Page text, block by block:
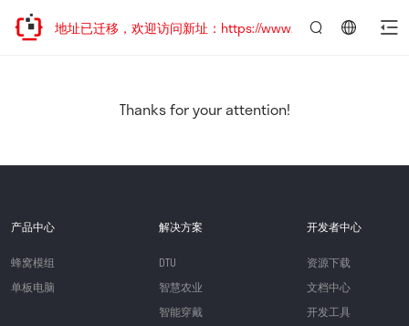
网站地址已迁移，欢迎访问新址：https://www.quectel.com.cn
Thanks for your attention!
产品中心
蜂窝模组
单板电脑
解决方案
DTU
智慧农业
智能穿戴
开发者中心
资源下载
文档中心
开发工具